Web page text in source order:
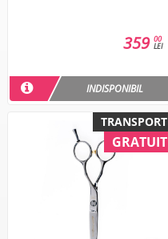
00
LEI
359
INDISPONIBIL
TRANSPORT
GRATUIT